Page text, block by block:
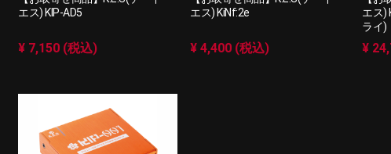
エス) KIP-AD5
¥ 7,150 (税込)
エス) KiNf:2e
¥ 4,400 (税込)
エス)
ライ)
¥